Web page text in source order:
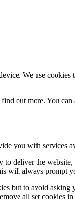
We use
out more. You
you with services
to deliver the
will always prompt
but to avoid
all set cookies in